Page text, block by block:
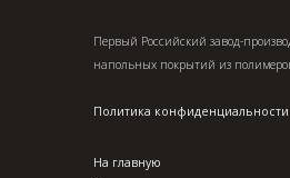
Первый Российский завод-
напольных покрытий из
Политика конфиденциальности
На главную